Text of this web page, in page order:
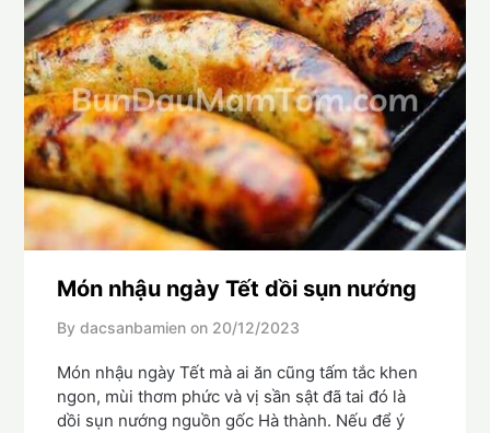
Món nhậu ngày Tết dồi sụn nướng
By dacsanbamien on 20/12/2023
Món nhậu ngày Tết mà ai ăn cũng tấm tắc khen
ngon, mùi thơm phức và vị sần sật đã tai đó là
dồi sụn nướng nguồn gốc Hà thành. Nếu để ý